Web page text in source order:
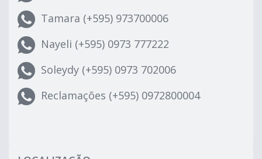
Tamara (+595) 973700006
Nayeli (+595) 0973 777222
Soleydy (+595) 0973 702006
Reclamações (+595) 0972800004